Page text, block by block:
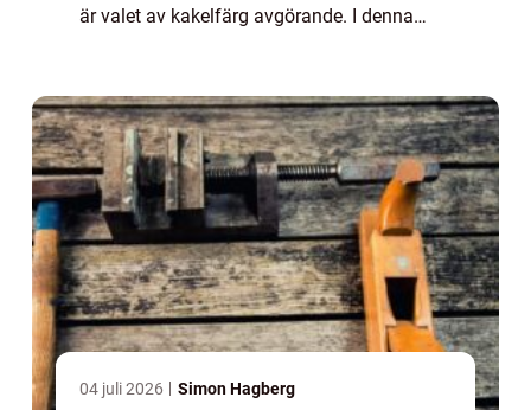
är valet av kakelfärg avgörande. I denna
04 juli 2026 Simon Hagberg